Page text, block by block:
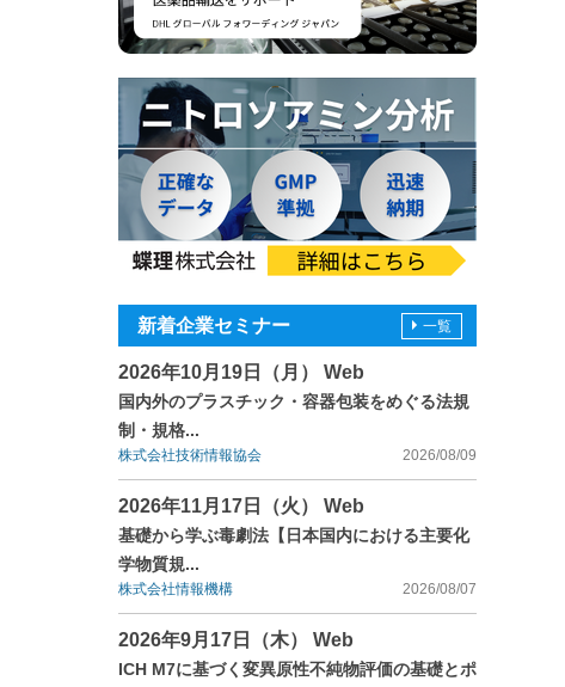
新着企業セミナー
2026年10月19日（月） Web
国内外のプラスチック・容器包装をめぐる法規
制・規格...
株式会社技術情報協会 2026/08/09
2026年11月17日（火） Web
基礎から学ぶ毒劇法【日本国内における主要化
学物質規...
株式会社情報機構 2026/08/07
2026年9月17日（木） Web
ICH M7に基づく変異原性不純物評価の基礎とポ
一覧